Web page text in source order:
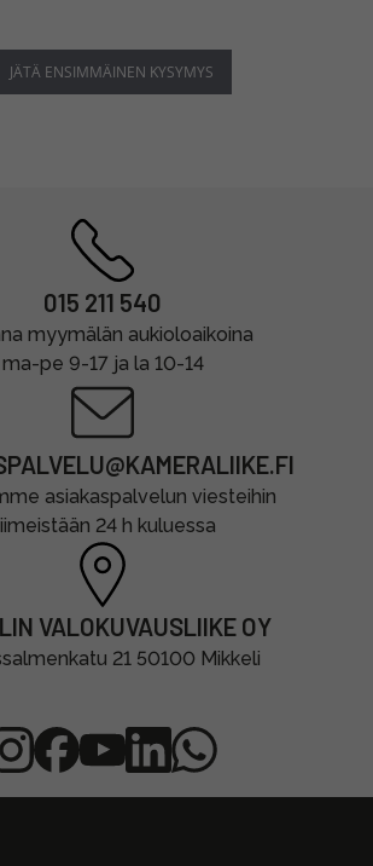
JÄTÄ ENSIMMÄINEN KYSYMYS
015 211 540
myymälän aukioloaikoina
ma-pe 9-17 ja la 10-14
asiakaspalvelun viesteihin
24 h kuluessa
VALOKUVAUSLIIKE OY
21 50100 Mikkeli